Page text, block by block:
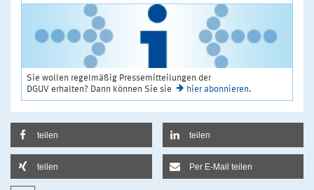
Sie wollen regelmäßig Pressemitteilungen der
DGUV erhalten? Dann können Sie sie
hier abonnieren.
teilen teilen
teilen Per E-Mail teilen